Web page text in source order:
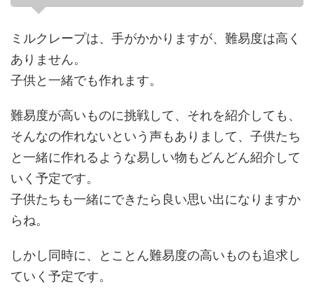
ミルクレープは、手がかかりますが、難易度は高く
ありません。
子供と一緒でも作れます。
難易度が高いものに挑戦して、それを紹介しても、
そんなの作れないという声もありまして、子供たち
と一緒に作れるような易しい物もどんどん紹介して
いく予定です。
子供たちも一緒にできたら良い思い出になりますか
らね。
しかし同時に、とことん難易度の高いものも追求し
ていく予定です。